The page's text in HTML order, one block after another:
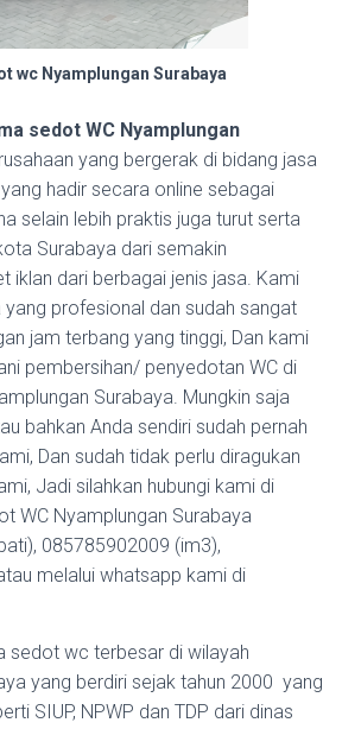
wc Nyamplungan Surabaya
sedot WC Nyamplungan
yang bergerak di bidang jasa
hadir secara online sebagai
selain lebih praktis juga turut serta
Surabaya dari semakin
iklan dari berbagai jenis jasa. Kami
profesional dan sudah sangat
jam terbang yang tinggi, Dan kami
pembersihan/ penyedotan WC di
Surabaya. Mungkin saja
bahkan Anda sendiri sudah pernah
Dan sudah tidak perlu diragukan
Jadi silahkan hubungi kami di
WC Nyamplungan Surabaya
085785902009 (im3),
melalui whatsapp kami di
sedot wc terbesar di wilayah
yang berdiri sejak tahun 2000 yang
SIUP, NPWP dan TDP dari dinas